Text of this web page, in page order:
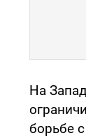
На
борьбе